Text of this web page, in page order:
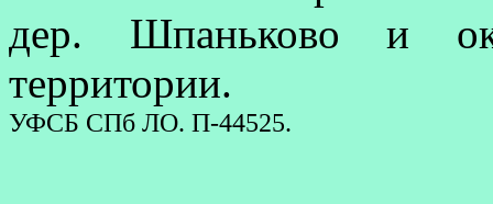
дер. Шпаньково и
территории.
УФСБ СПб ЛО. П-44525.